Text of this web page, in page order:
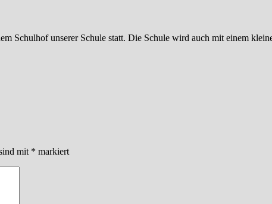
Schulhof unserer Schule statt. Die Schule wird auch mit einem
mit * markiert